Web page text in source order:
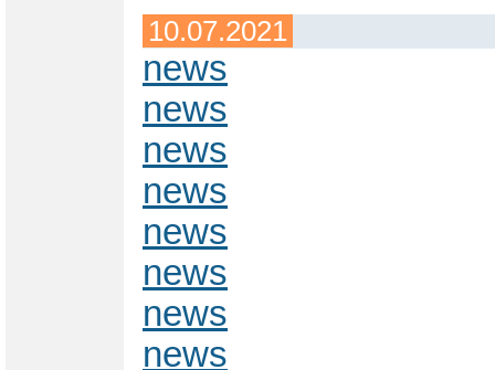
10.07.2021
news
news
news
news
news
news
news
news